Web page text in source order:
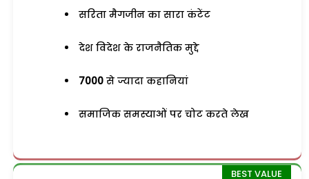
सरिता मैगजीन का सारा कंटेंट
देश विदेश के राजनैतिक मुद्दे
7000 से ज्यादा कहानियां
समाजिक समस्याओं पर चोट करते लेख